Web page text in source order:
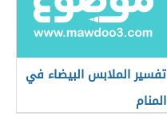
تفسير الملابس البيضاء في
المنام